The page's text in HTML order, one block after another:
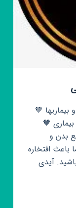
🧡
🧡
بدن و
افتخاره
آیدی